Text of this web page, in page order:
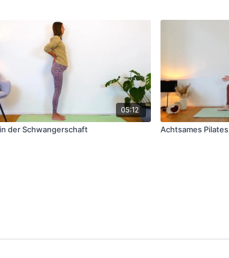
05:12
der Schwangerschaft Achtsames Pilates